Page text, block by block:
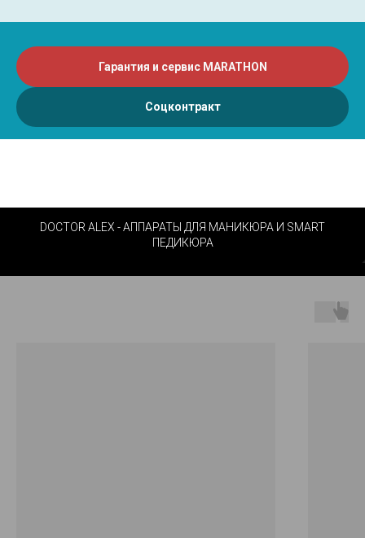
Гарантия и сервис MARATHON
Соцконтракт
DOCTOR ALEX - АППАРАТЫ ДЛЯ МАНИКЮРА И SMART
ПЕДИКЮРА